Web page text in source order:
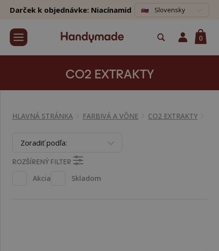
Darček k objednávke: Niacínamid Slovensky
0
CO2 EXTRAKTY
HLAVNÁ STRÁNKA FARBIVÁ A VÔNE CO2 EXTRAKTY
Zoradiť podľa:
ROZŠÍRENÝ FILTER
Akcia
Skladom